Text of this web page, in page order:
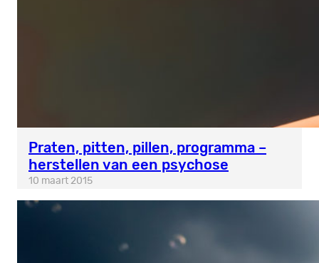
Praten, pitten, pillen, programma –
herstellen van een psychose
10 maart 2015